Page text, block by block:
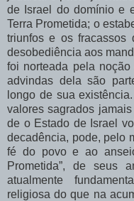
de Israel do domínio e
Terra Prometida; o
triunfos e os fracassos
desobediência aos
foi norteada pela
advindas dela são
longo de sua
valores sagrados
de o Estado de Israel
decadência, pode, pelo
fé do povo e ao
Prometida”, de seus
atualmente
religiosa do que na